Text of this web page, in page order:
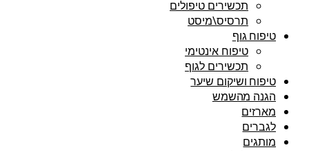
תכשירים טיפולים
תרסיס\מיסט
טיפוח גוף
טיפוח אינטימי
תכשירים לגוף
טיפוח ושיקום שיער
הגנה מהשמש
מארזים
לגברים
מותגים